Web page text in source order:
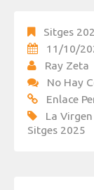
Sitges
11/10/
Ray Zeta
No Hay
Enlace
La
Sitges 2025